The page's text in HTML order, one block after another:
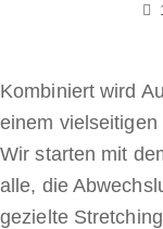
Kombiniert wird
einem
Wir starten mit
alle, die
gezielte